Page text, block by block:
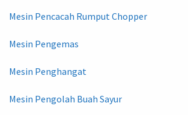
Mesin Pencacah Rumput Chopper
Mesin Pengemas
Mesin Penghangat
Mesin Pengolah Buah Sayur